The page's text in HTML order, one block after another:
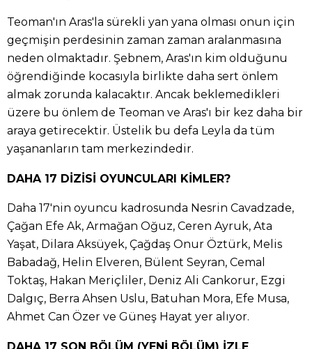
Teoman'ın Aras'la sürekli yan yana olması onun için
geçmişin perdesinin zaman zaman aralanmasına
neden olmaktadır. Şebnem, Aras'ın kim olduğunu
öğrendiğinde kocasıyla birlikte daha sert önlem
almak zorunda kalacaktır. Ancak beklemedikleri
üzere bu önlem de Teoman ve Aras'ı bir kez daha bir
araya getirecektir. Üstelik bu defa Leyla da tüm
yaşananların tam merkezindedir.
DAHA 17 DİZİSİ OYUNCULARI KİMLER?
Daha 17'nin oyuncu kadrosunda Nesrin Cavadzade,
Çağan Efe Ak, Armağan Oğuz, Ceren Ayruk, Ata
Yaşat, Dilara Aksüyek, Çağdaş Onur Öztürk, Melis
Babadağ, Helin Elveren, Bülent Seyran, Cemal
Toktaş, Hakan Meriçliler, Deniz Ali Cankorur, Ezgi
Dalgıç, Berra Ahsen Uslu, Batuhan Mora, Efe Musa,
Ahmet Can Özer ve Güneş Hayat yer alıyor.
DAHA 17 SON BÖLÜM (YENİ BÖLÜM) İZLE